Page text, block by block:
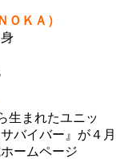
ＫＡ）
生まれたユニッ
バイバー』が４月
ームページ